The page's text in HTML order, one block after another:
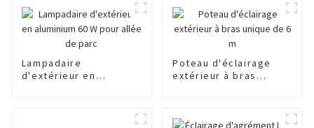
Lampadaire
d'extérieur en
Poteau d'éclairage
extérieur à bras